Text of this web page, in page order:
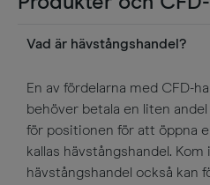
Vad är hävstångshandel?
En av fördelarna med CFD-
behöver betala en liten
för positionen för att öppna
kallas hävstångshandel. Kom
hävstångshandel också kan